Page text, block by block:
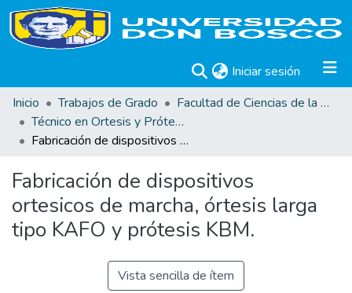
Iniciar sesión (current)
Inicio
Trabajos de Grado
Facultad de Ciencias de la Rehabilitación
Técnico en Ortesis y Prótesis
Fabricación de dispositivos ortesicos de marcha, órtesis larga tipo KAFO y prótesis KBM.
Fabricación de dispositivos
ortesicos de marcha, órtesis larga
tipo KAFO y prótesis KBM.
Vista sencilla de ítem